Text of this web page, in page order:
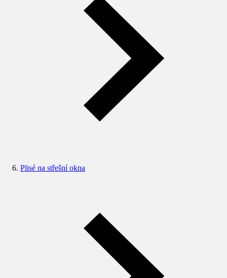
Plisé na střešní okna